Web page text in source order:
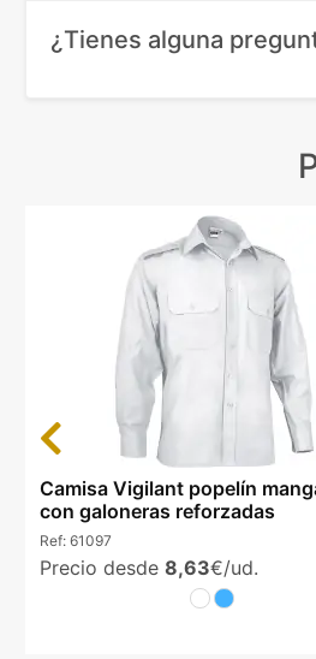
¿Tienes alguna
Camisa Vigilant popelín
con galoneras reforzadas
Ref: 61097
Precio desde 8,63€/ud.
Previous